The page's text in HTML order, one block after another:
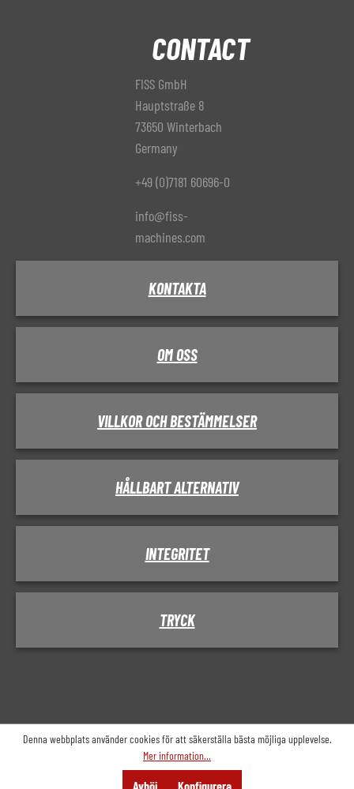
menu.menuRådgivningSök på
pwa.navigation.bottom-
CONTACT
FISS GmbH
Hauptstraße 8
73650 Winterbach
Germany
+49 (0)7181 60696-0
info@fiss-
machines.com
KONTAKTA
OM OSS
VILLKOR OCH BESTÄMMELSER
HÅLLBART ALTERNATIV
INTEGRITET
TRYCK
Denna webbplats använder cookies för att säkerställa bästa möjliga upplevelse.
Mer information...
Avböj Konfigurera